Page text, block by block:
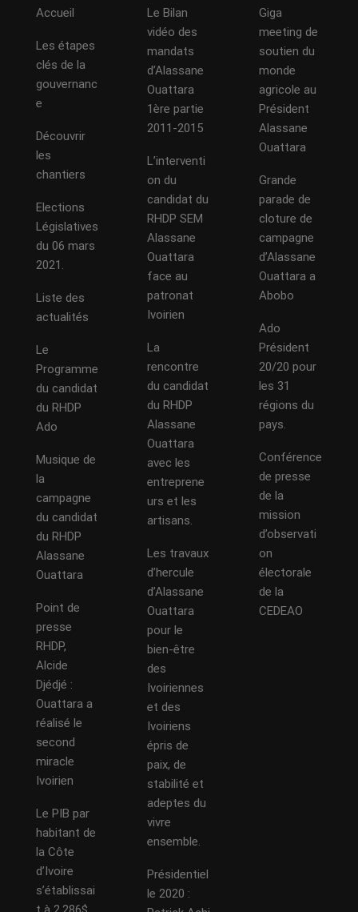
Accueil
Les étapes
clés de la
gouvernanc
e
Découvrir
les
chantiers
Elections
Législatives
du 06 mars
2021.
Liste des
actualités
Le
Programme
du candidat
du RHDP
Ado
Musique de
la
campagne
du candidat
du RHDP
Alassane
Ouattara
Point de
presse
RHDP,
Alcide
Djédjé :
Ouattara a
réalisé le
second
miracle
Ivoirien
Le PIB par
habitant de
la Côte
d’Ivoire
s’établissai
Le Bilan
vidéo des
mandats
d’Alassane
Ouattara
1ère partie
2011-2015
L’interventi
on du
candidat du
RHDP SEM
Alassane
Ouattara
face au
patronat
Ivoirien
La
rencontre
du candidat
du RHDP
Alassane
Ouattara
avec les
entreprene
urs et les
artisans.
Les travaux
d’hercule
d’Alassane
Ouattara
pour le
bien-être
des
Ivoiriennes
et des
Ivoiriens
épris de
paix, de
stabilité et
adeptes du
vivre
ensemble.
Présidentiel
le 2020 :
Giga
meeting de
soutien du
monde
agricole au
Président
Alassane
Ouattara
Grande
parade de
cloture de
campagne
d’Alassane
Ouattara a
Abobo
Ado
Président
20/20 pour
les 31
régions du
pays.
Conférence
de presse
de la
mission
d’observati
on
électorale
de la
CEDEAO